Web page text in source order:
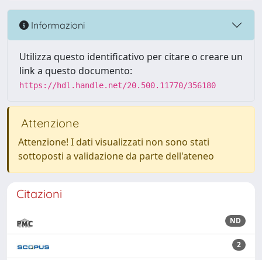
Informazioni
Utilizza questo identificativo per citare o creare un
link a questo documento:
https://hdl.handle.net/20.500.11770/356180
Attenzione
Attenzione! I dati visualizzati non sono stati
sottoposti a validazione da parte dell'ateneo
Citazioni
ND
2